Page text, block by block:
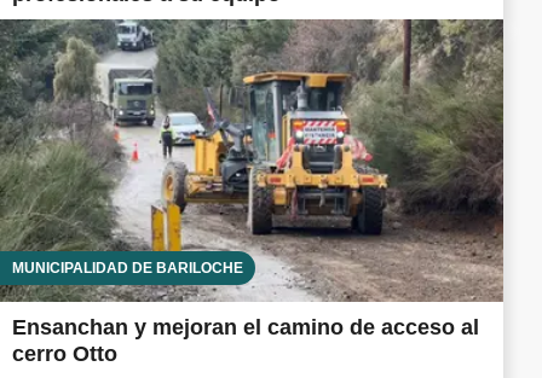
MUNICIPALIDAD DE BARILOCHE
Ensanchan y mejoran el camino de acceso al
cerro Otto